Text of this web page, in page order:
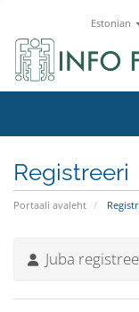
Estonian
Registreeri
Portaali avaleht
Juba